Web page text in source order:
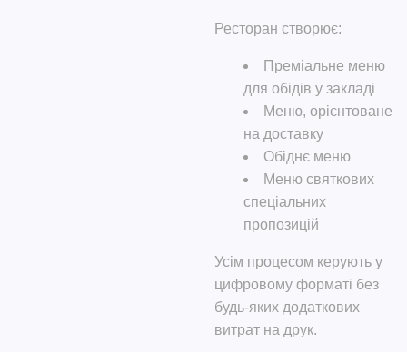
Ресторан створює:
Преміальне меню
для обідів у закладі
Меню, орієнтоване
на доставку
Обіднє меню
Меню святкових
спеціальних
пропозицій
Усім процесом керують у
цифровому форматі без
будь-яких додаткових
витрат на друк.